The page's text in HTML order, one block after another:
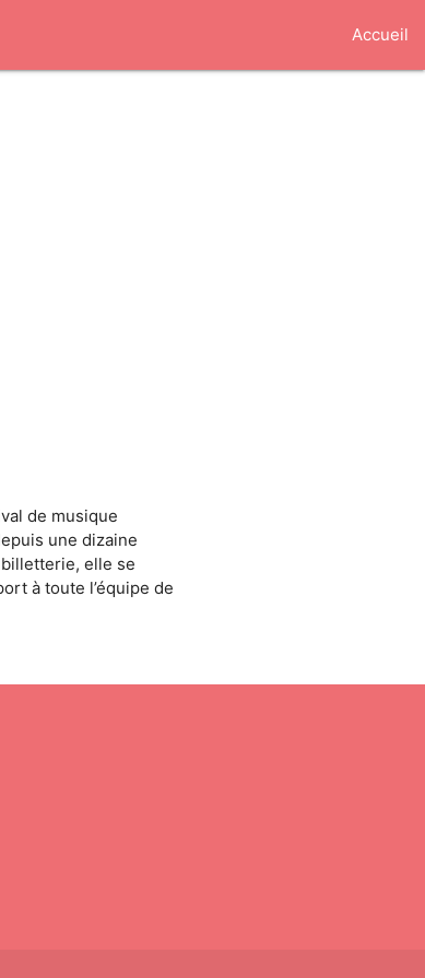
Accueil
de musique
une dizaine
billetterie, elle se
à toute l’équipe de